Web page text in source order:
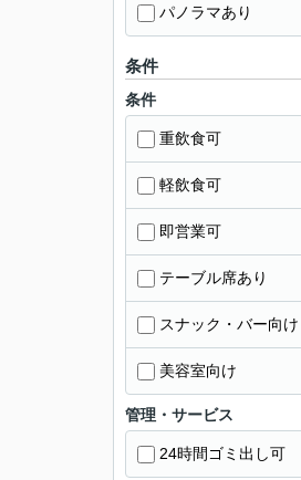
パノラマあり
条件
条件
重飲食可
軽飲食可
即営業可
テーブル席あり
スナック・バー向け
美容室向け
管理・サービス
24時間ゴミ出し可